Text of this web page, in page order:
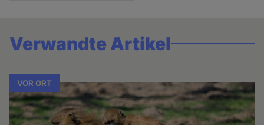
Verwandte Artikel
VOR ORT